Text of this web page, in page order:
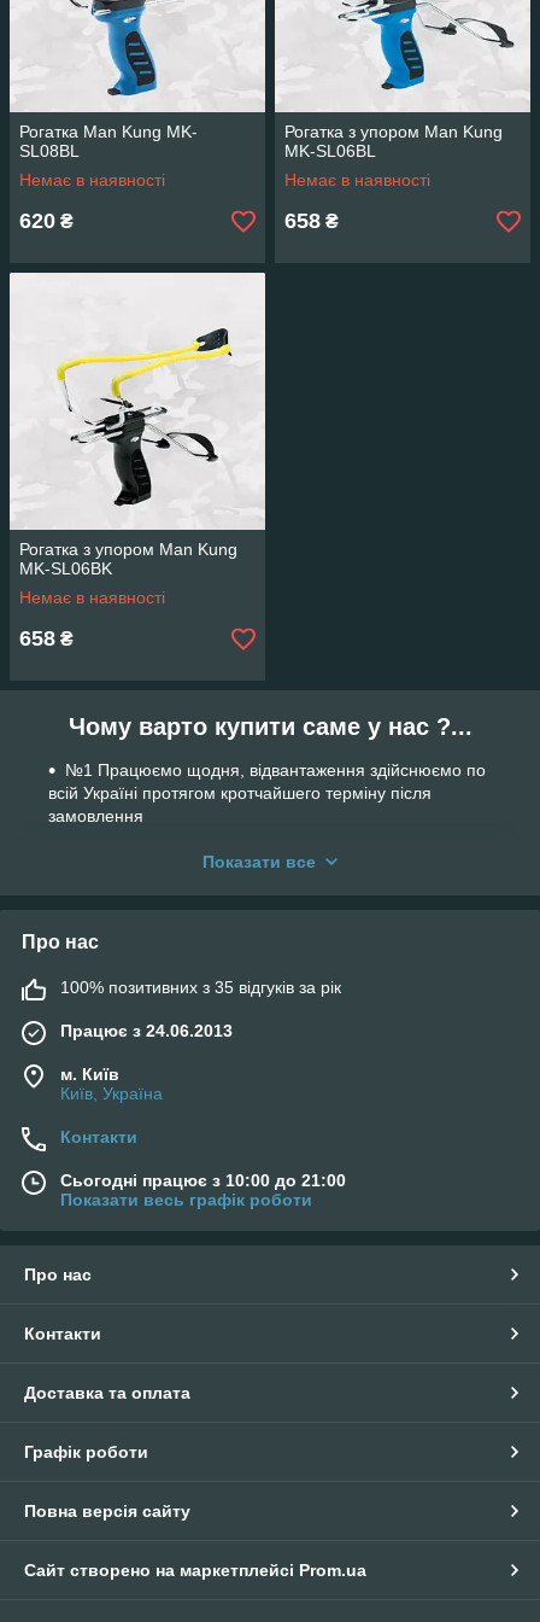
Рогатка Man Kung MK-
SL08BL
Немає в наявності
620 ₴
Рогатка з упором Man Kung
MK-SL06BL
Немає в наявності
658 ₴
Рогатка з упором Man Kung
MK-SL06BK
Немає в наявності
658 ₴
Чому варто купити саме у нас ?...
№1 Працюємо щодня, відвантаження здійснюємо по
всій Україні протягом кротчайшего терміну після
замовлення
продавців з 15-річним стажем роботи у сфері
передоплати
№4 Зручна система оплати ( оплата при отриманні
або попередня оплата на картку Приватбанку )
компанією з якості обслуговування клієнтів
№7 Офіційна гарантія на весь товар 3 місяці
№8 Післягарантійний сервіс. Якісно і недорого
№9 Дозвільних документів на придбання і носіння
№10 Гнучка система знижок
Показати все
Про нас
100% позитивних з 35 відгуків за рік
Працює з 24.06.2013
м. Київ
Київ, Україна
Контакти
Сьогодні працює з 10:00 до 21:00
Показати весь графік роботи
Про нас
Контакти
Доставка та оплата
Графік роботи
Повна версія сайту
Сайт створено на маркетплейсі Prom.ua